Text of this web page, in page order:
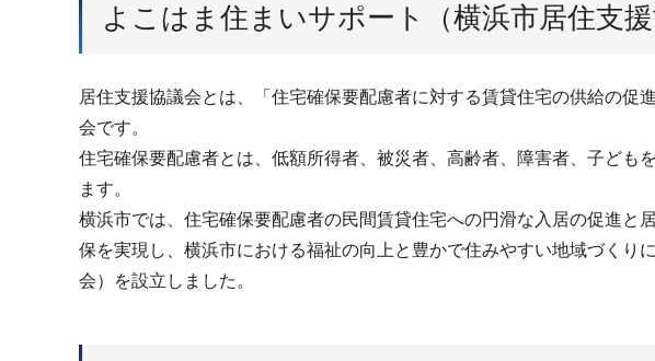
よこはま住まいサポート（横浜市居住支
居住⽀援協議会とは、「住宅確保要配慮者に対する賃貸住宅の供給の
会です。
住宅確保要配慮者とは、低額所得者、被災者、⾼齢者、障害者、⼦ど
ます。
横浜市では、住宅確保要配慮者の⺠間賃貸住宅への円滑な⼊居の促進
保を実現し、横浜市における福祉の向上と豊かで住みやすい地域づく
会）を設⽴しました。